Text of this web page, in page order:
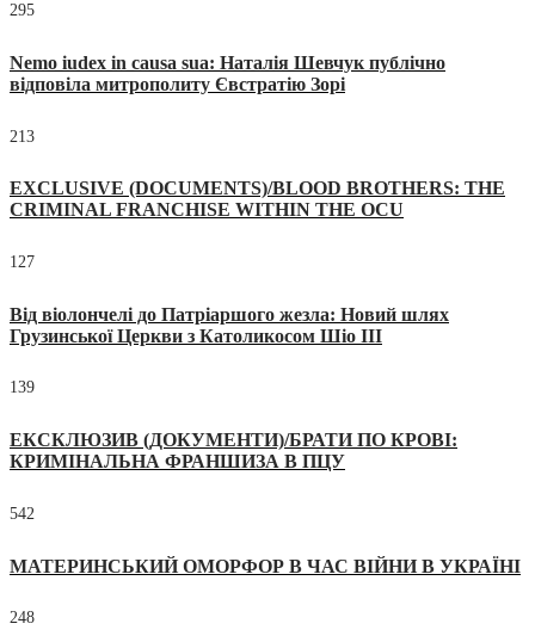
295
Nemo iudex in causa sua: Наталія Шевчук публічно
відповіла митрополиту Євстратію Зорі
213
EXCLUSIVE (DOCUMENTS)/BLOOD BROTHERS: THE
CRIMINAL FRANCHISE WITHIN THE OCU
127
Від віолончелі до Патріаршого жезла: Новий шлях
Грузинської Церкви з Католикосом Шіо III
139
ЕКСКЛЮЗИВ (ДОКУМЕНТИ)/БРАТИ ПО КРОВІ:
КРИМІНАЛЬНА ФРАНШИЗА В ПЦУ
542
МАТЕРИНСЬКИЙ ОМОРФОР В ЧАС ВІЙНИ В УКРАЇНІ
248